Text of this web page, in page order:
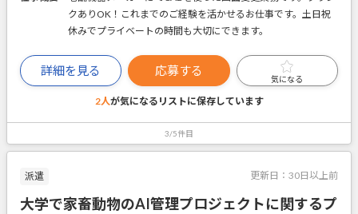
クありOK！これまでのご経験を活かせるお仕事です。土日祝
休みでプライベートの時間も大切にできます。
詳細を見る 応募する
気になる
2人が気になるリストに保存しています
3/5件目
派遣 更新日： 30日以上前
大学で家畜動物のAI管理プロジェクトに関するプ